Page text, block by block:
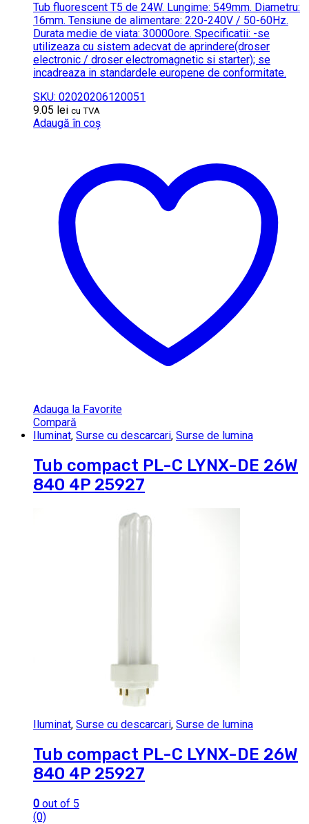
Tub fluorescent T5 de 24W. Lungime: 549mm. Diametru:
16mm. Tensiune de alimentare: 220-240V / 50-60Hz.
Durata medie de viata: 30000ore. Specificatii: -se
utilizeaza cu sistem adecvat de aprindere(droser
electronic / droser electromagnetic si starter); se
incadreaza in standardele europene de conformitate.
SKU: 02020206120051
9.05 lei cu TVA
Adaugă în coș
Adauga la Favorite
Compară
Iluminat, Surse cu descarcari, Surse de lumina
Tub compact PL-C LYNX-DE 26W
840 4P 25927
Iluminat, Surse cu descarcari, Surse de lumina
Tub compact PL-C LYNX-DE 26W
840 4P 25927
0 out of 5
(0)